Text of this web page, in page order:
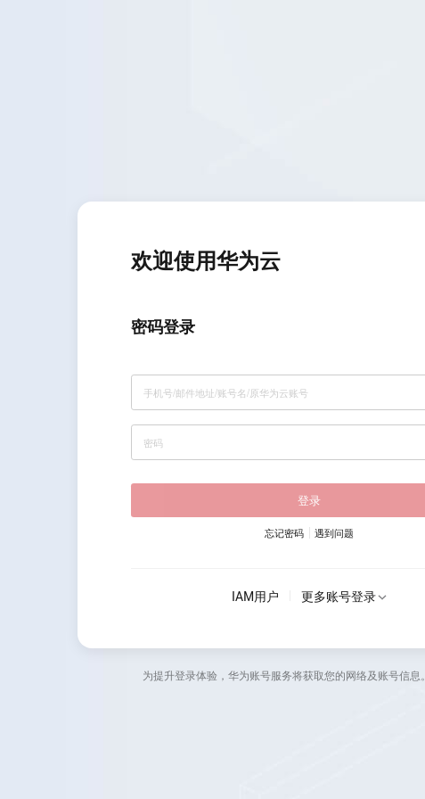
欢迎使用华为云
密码登录
登录
忘记密码 遇到问题
IAM用户 更多账号登录
为提升登录体验，华为账号服务将获取您的网络及账号信息。